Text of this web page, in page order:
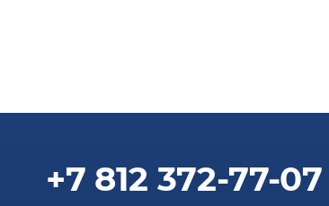
+7 812 372-77-07